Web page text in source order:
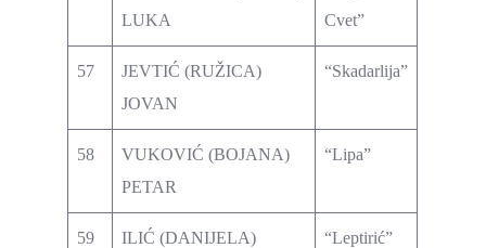
LUKA
Cvet”
57
JEVTIĆ (RUŽICA)
JOVAN
“Skadarlija”
58
VUKOVIĆ (BOJANA)
PETAR
“Lipa”
59
ILIĆ (DANIJELA)
“Leptirić”